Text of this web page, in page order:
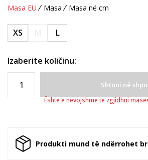
Masa EU Masa Masa në cm
XS L
Izaberite količinu:
Shtoni në
Është e nevojshme të zgjidhni
Produkti mund të ndërrohet